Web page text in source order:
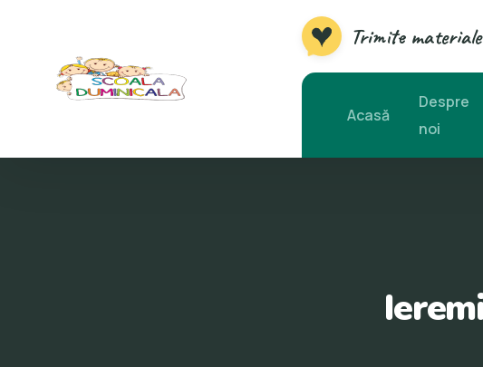
Trimite materiale
Acasă
Despre
noi